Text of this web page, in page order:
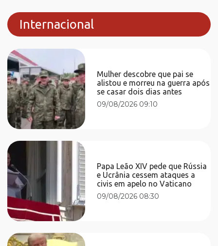
Internacional
Mulher descobre que pai se
alistou e morreu na guerra após
se casar dois dias antes
09/08/2026 09:10
Papa Leão XIV pede que Rússia
e Ucrânia cessem ataques a
civis em apelo no Vaticano
09/08/2026 08:30